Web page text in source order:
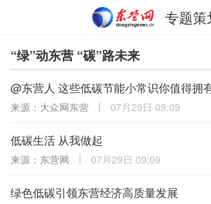
专题策
“绿”动东营 “碳”路未来
@东营人 这些低碳节能小常识你值得拥
来源：大众网东营 07月29日 09:09
低碳生活 从我做起
来源：东营网 07月29日 09:09
绿色低碳引领东营经济高质量发展